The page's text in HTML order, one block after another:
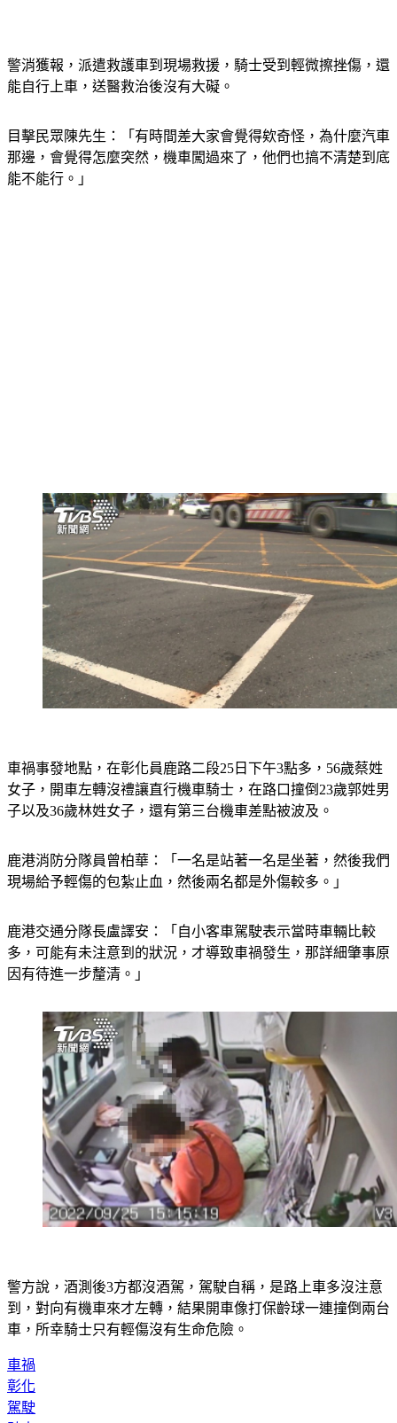
警消獲報，派遣救護車到現場救援，騎士受到輕微擦挫傷，還
能自行上車，送醫救治後沒有大礙。
目擊民眾陳先生：「有時間差大家會覺得欸奇怪，為什麼汽車
那邊，會覺得怎麼突然，機車闖過來了，他們也搞不清楚到底
能不能行。」
車禍事發地點，在彰化員鹿路二段25日下午3點多，56歲蔡姓
女子，開車左轉沒禮讓直行機車騎士，在路口撞倒23歲郭姓男
子以及36歲林姓女子，還有第三台機車差點被波及。
鹿港消防分隊員曾柏華：「一名是站著一名是坐著，然後我們
現場給予輕傷的包紮止血，然後兩名都是外傷較多。」
鹿港交通分隊長盧譯安：「自小客車駕駛表示當時車輛比較
多，可能有未注意到的狀況，才導致車禍發生，那詳細肇事原
因有待進一步釐清。」
警方說，酒測後3方都沒酒駕，駕駛自稱，是路上車多沒注意
到，對向有機車來才左轉，結果開車像打保齡球一連撞倒兩台
車，所幸騎士只有輕傷沒有生命危險。
車禍
彰化
駕駛